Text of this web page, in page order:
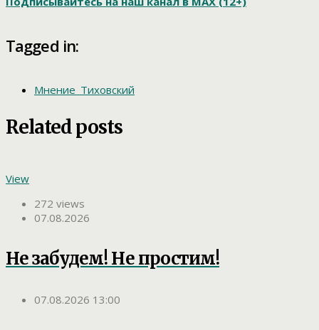
Tagged in:
Мнение_Тиховский
Related posts
View
272 views
07.08.2026
Не забудем! Не простим!
07.08.2026 13:00